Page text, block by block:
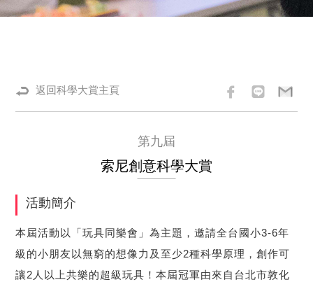
返回科學大賞主頁
第九屆
索尼創意科學大賞
活動簡介
本屆活動以「玩具同樂會」為主題，邀請全台國小3-6年
級的小朋友以無窮的想像力及至少2種科學原理，創作可
讓2人以上共樂的超級玩具！本屆冠軍由來自台北市敦化